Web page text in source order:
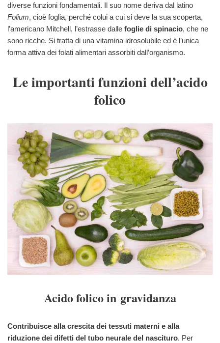
diverse funzioni fondamentali. Il suo nome deriva dal latino
Folium, cioè foglia, perché colui a cui si deve la sua scoperta,
l’americano Mitchell, l’estrasse dalle foglie di spinacio, che ne
sono ricche. Si tratta di una vitamina idrosolubile ed è l’unica
forma attiva dei folati alimentari assorbiti dall’organismo.
Le importanti funzioni dell’acido
folico
Acido folico in gravidanza
Contribuisce alla crescita dei tessuti materni e alla
riduzione dei difetti del tubo neurale del nascituro. Per